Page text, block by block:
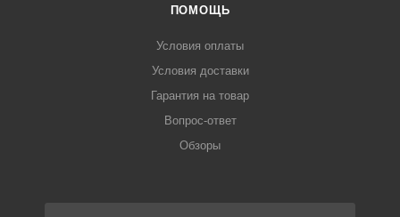
ПОМОЩЬ
Условия оплаты
Условия доставки
Гарантия на товар
Вопрос-ответ
Обзоры